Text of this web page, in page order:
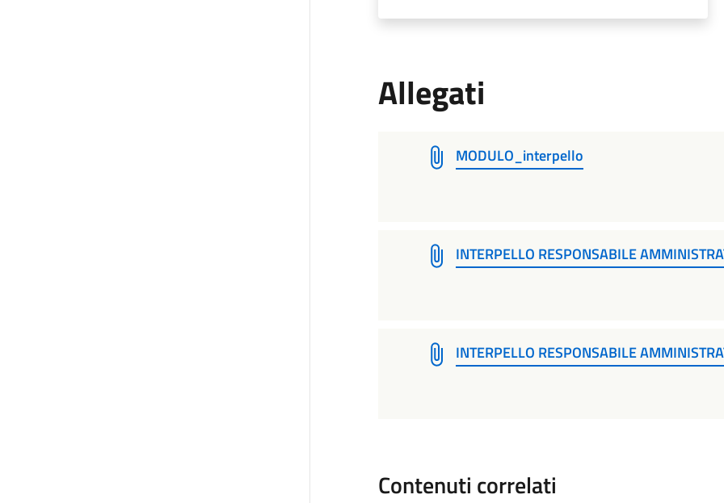
Allegati
MODULO_interpello
INTERPELLO RESPONSABILE
INTERPELLO RESPONSABILE
Contenuti correlati